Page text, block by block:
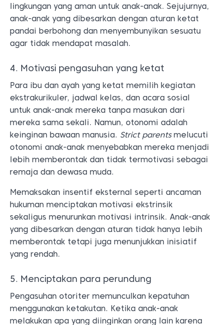
lingkungan yang aman untuk anak-anak. Sejujurnya,
anak-anak yang dibesarkan dengan aturan ketat
pandai berbohong dan menyembunyikan sesuatu
agar tidak mendapat masalah.
4. Motivasi pengasuhan yang ketat
Para ibu dan ayah yang ketat memilih kegiatan
ekstrakurikuler, jadwal kelas, dan acara sosial
untuk anak-anak mereka tanpa masukan dari
mereka sama sekali. Namun, otonomi adalah
keinginan bawaan manusia. Strict parentsmelucuti
otonomi anak-anak menyebabkan mereka menjadi
lebih memberontak dan tidak termotivasi sebagai
remaja dan dewasa muda.
Memaksakan insentif eksternal seperti ancaman
hukuman menciptakan motivasi ekstrinsik
sekaligus menurunkan motivasi intrinsik. Anak-anak
yang dibesarkan dengan aturan tidak hanya lebih
memberontak tetapi juga menunjukkan inisiatif
yang rendah.
5. Menciptakan para perundung
Pengasuhan otoriter memunculkan kepatuhan
menggunakan ketakutan. Ketika anak-anak
melakukan apa yang diinginkan orang lain karena